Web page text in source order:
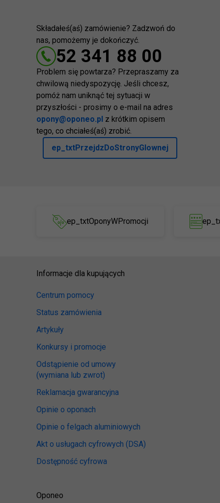
Składałeś(aś) zamówienie? Zadzwoń do
nas, pomożemy je dokończyć.
52 341 88 00
Problem się powtarza? Przepraszamy za
chwilową niedyspozycję. Jeśli chcesz,
pomóż nam uniknąć tej sytuacji w
przyszłości - prosimy o e-mail na adres
opony@oponeo.pl z krótkim opisem
tego, co chciałeś(aś) zrobić.
ep_txtPrzejdzDoStronyGlownej
ep_txtOponyWPromocji
Informacje dla kupujących
Centrum pomocy
Status zamówienia
Artykuły
Konkursy i promocje
Odstąpienie od umowy
(wymiana lub zwrot)
Reklamacja gwarancyjna
Opinie o oponach
Opinie o felgach aluminiowych
Akt o usługach cyfrowych (DSA)
Dostępność cyfrowa
Oponeo